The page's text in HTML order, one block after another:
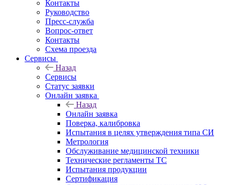
Контакты
Руководство
Пресс-служба
Вопрос-ответ
Контакты
Схема проезда
Сервисы
Назад
Сервисы
Статус заявки
Онлайн заявка
Назад
Онлайн заявка
Поверка, калибровка
Испытания в целях утверждения типа СИ
Метрология
Обслуживание медицинской техники
Технические регламенты ТС
Испытания продукции
Сертификация